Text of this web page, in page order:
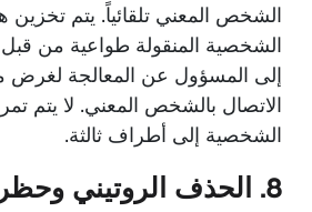
الشخص المعني تلقائياً. يتم تخزين
الشخصية المنقولة طواعية من
إلى المسؤول عن المعالجة لغرض
الاتصال بالشخص المعني. لا يتم
الشخصية إلى أطراف ثالثة.
8. الحذف الروتيني وحظر